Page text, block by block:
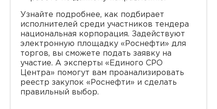
Узнайте подробнее, как подбирает
исполнителей среди участников тендера
национальная корпорация. Задействуют
электронную площадку «Роснефти» для
торгов, вы сможете подать заявку на
участие. А эксперты «Единого СРО
Центра» помогут вам проанализировать
реестр закупок «Роснефти» и сделать
правильный выбор.